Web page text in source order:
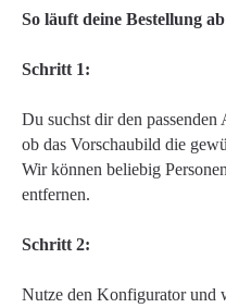
So läuft deine Bestellung
Schritt 1:
Du suchst dir den
ob das Vorschaubild die
Wir können beliebig
entfernen.
Schritt 2:
Nutze den Konfigurator und